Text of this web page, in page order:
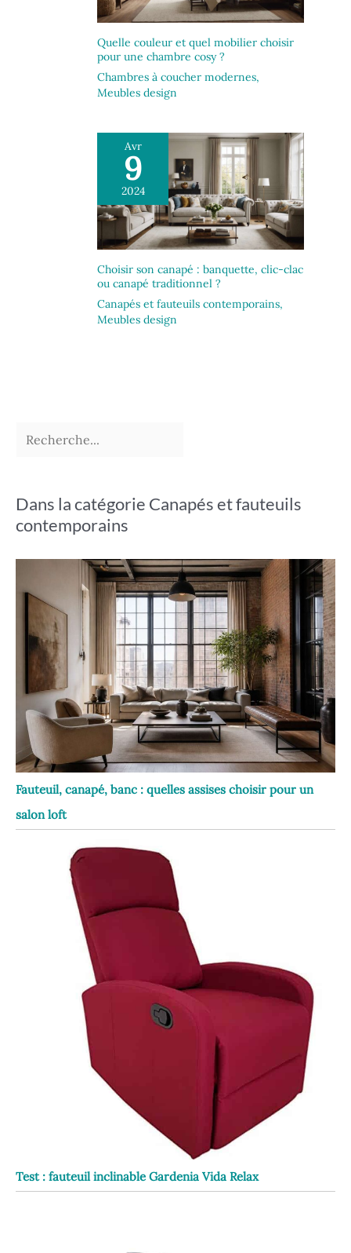
Quelle couleur et quel mobilier choisir
pour une chambre cosy ?
Chambres à coucher modernes,
Meubles design
Avr
9
2024
Choisir son canapé : banquette, clic-clac
ou canapé traditionnel ?
Canapés et fauteuils contemporains,
Meubles design
Dans la catégorie Canapés et fauteuils
contemporains
Fauteuil, canapé, banc : quelles assises choisir pour un
salon loft
Test : fauteuil inclinable Gardenia Vida Relax